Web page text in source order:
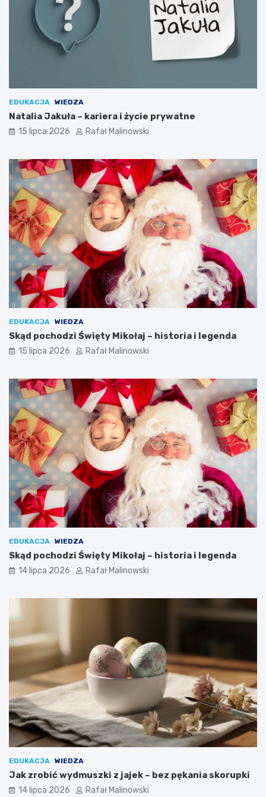
EDUKACJA WIEDZA
Natalia Jakuła – kariera i życie prywatne
15 lipca 2026 Rafał Malinowski
EDUKACJA WIEDZA
Skąd pochodzi Święty Mikołaj – historia i legenda
15 lipca 2026 Rafał Malinowski
EDUKACJA WIEDZA
Skąd pochodzi Święty Mikołaj – historia i legenda
14 lipca 2026 Rafał Malinowski
EDUKACJA WIEDZA
Jak zrobić wydmuszki z jajek – bez pękania skorupki
14 lipca 2026 Rafał Malinowski